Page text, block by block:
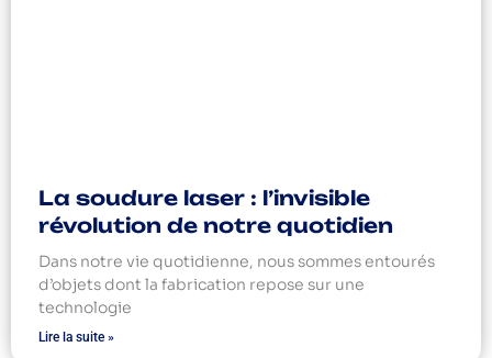
La soudure laser : l’invisible
révolution de notre quotidien
Dans notre vie quotidienne, nous sommes entourés
d’objets dont la fabrication repose sur une
technologie
Lire la suite »